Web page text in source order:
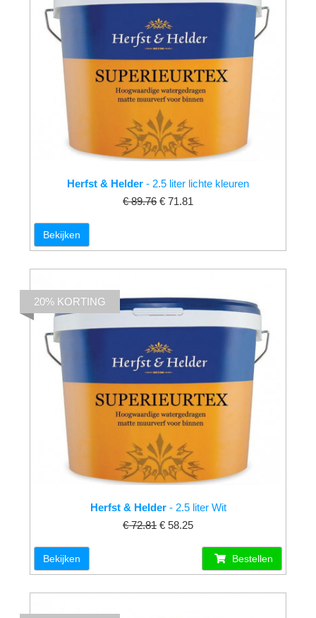
Herfst & Helder - 2.5 liter lichte kleuren
€ 89.76 € 71.81
Bekijken
Herfst & Helder- 2.5 liter Wit
€ 72.81 € 58.25
20% KORTING
Bekijken Bestellen